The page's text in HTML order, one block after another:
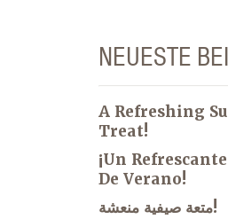
NEUESTE
A Refreshing
Treat!
¡Un
De Verano!
متعة صيفية منعشة!